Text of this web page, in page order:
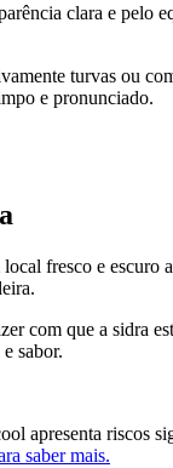
clara e pelo
turvas ou
e pronunciado.
fresco e escuro
com que a sidra
sabor.
apresenta riscos
saber mais.